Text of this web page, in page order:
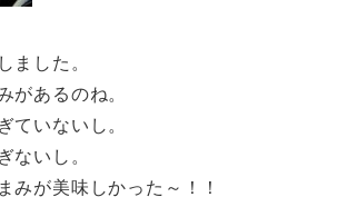
ました。
があるのね。
ていないし。
ないし。
みが美味しかった～！！